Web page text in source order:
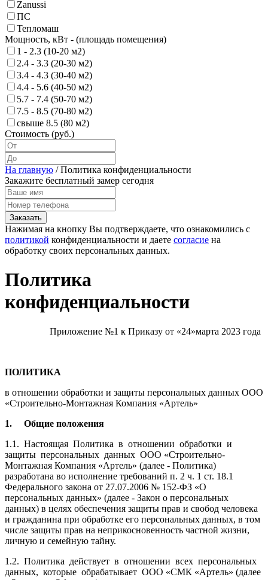
Zanussi
ПС
Тепломаш
Мощность, кВт - (площадь помещения)
1 - 2.3 (10-20 м2)
2.4 - 3.3 (20-30 м2)
3.4 - 4.3 (30-40 м2)
4.4 - 5.6 (40-50 м2)
5.7 - 7.4 (50-70 м2)
7.5 - 8.5 (70-80 м2)
свыше 8.5 (80 м2)
Стоимость (руб.)
На главную /Политика конфиденциальности
Закажите бесплатный замер сегодня
Нажимая на кнопку Вы подтверждаете, что ознакомились с
политикой конфиденциальности и даете согласие на
обработку своих персональных данных.
Политика
конфиденциальности
Приложение №1 к Приказу от «24»марта 2023 года
ПОЛИТИКА
в отношении обработки и защиты персональных данных ООО
«Строительно-Монтажная Компания «Артель»
1.
Общие положения
1.1. Настоящая Политика в отношении обработки и
защиты персональных данных ООО «Строительно-
Монтажная Компания «Артель» (далее - Политика)
разработана во исполнение требований п. 2 ч. 1 ст. 18.1
Федерального закона от 27.07.2006 № 152-ФЗ «О
персональных данных» (далее - Закон о персональных
данных) в целях обеспечения защиты прав и свобод человека
и гражданина при обработке его персональных данных, в том
числе защиты прав на неприкосновенность частной жизни,
личную и семейную тайну.
1.2. Политика действует в отношении всех персональных
данных, которые обрабатывает ООО «СМК «Артель» (далее